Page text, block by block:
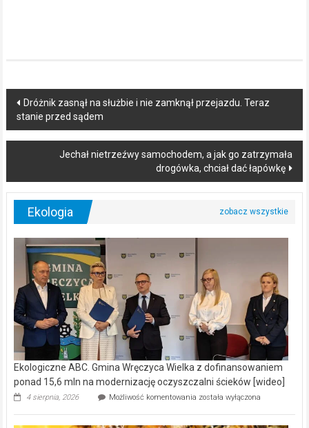
Post
navigation
Dróżnik zasnął na służbie i nie zamknął przejazdu. Teraz
stanie przed sądem
Jechał nietrzeźwy samochodem, a jak go zatrzymała
drogówka, chciał dać łapówkę
Ekologia
Ekologiczne ABC. Gmina Wręczyca Wielka z dofinansowaniem
ponad 15,6 mln na modernizację oczyszczalni ścieków [wideo]
4 sierpnia, 2026 Możliwość komentowania Ekologiczne
została wyłączona